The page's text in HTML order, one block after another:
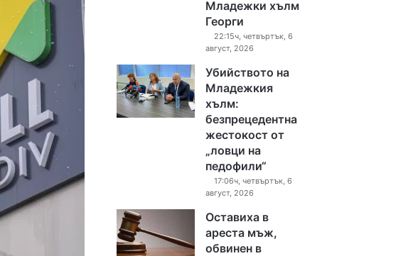
Младежки хълм
Георги
22:15ч, четвъртък, 6
август, 2026
Убийството на
Младежкия
хълм:
безпрецедентна
жестокост от
„ловци на
педофили“
17:06ч, четвъртък, 6
август, 2026
Оставиха в
ареста мъж,
обвинен в